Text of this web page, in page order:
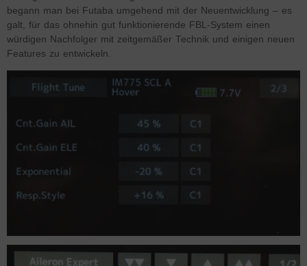
begann man bei Futaba umgehend mit der Neuentwicklung – es
galt, für das ohnehin gut funktionierende FBL-System einen
würdigen Nachfolger mit zeitgemäßer Technik und einigen neuen
Features zu entwickeln.